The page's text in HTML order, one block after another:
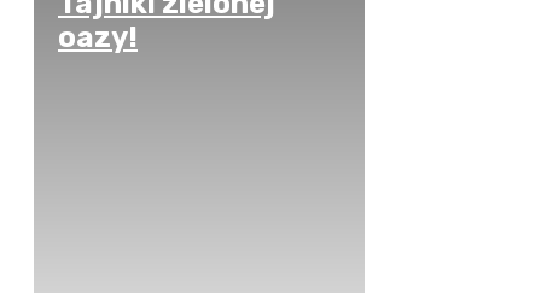
oazy!